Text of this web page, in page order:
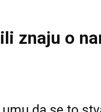
znaju o